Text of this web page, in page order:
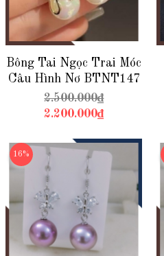
Bông Tai Ngọc Trai Móc
Câu Hình Nơ BTNT147
| Ngọc Trai Nước Ngọt
2.500.000₫
2.200.000₫
16%